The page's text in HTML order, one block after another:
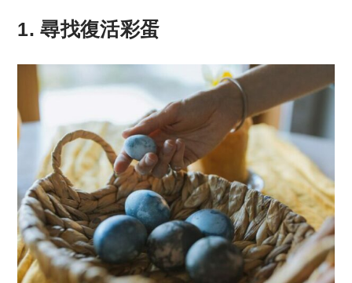
1. 尋找復活彩蛋